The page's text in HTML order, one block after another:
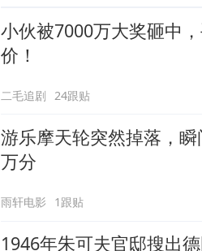
小伙被7000万大奖砸中
价！
二毛追剧 24跟贴
游乐摩天轮突然掉落，
万分
雨轩电影 1跟贴
1946年朱可夫官邸搜出